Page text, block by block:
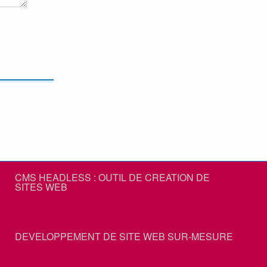
CMS HEADLESS : OUTIL DE CREATION DE
SITES WEB
DEVELOPPEMENT DE SITE WEB SUR-MESURE